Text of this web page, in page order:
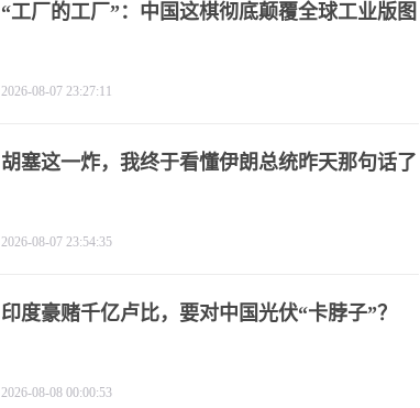
“工厂的工厂”：中国这棋彻底颠覆全球工业版图
2026-08-07 23:27:11
胡塞这一炸，我终于看懂伊朗总统昨天那句话了
2026-08-07 23:54:35
印度豪赌千亿卢比，要对中国光伏“卡脖子”？
2026-08-08 00:00:53